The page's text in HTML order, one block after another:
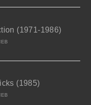
(1971-1986)
(1985)